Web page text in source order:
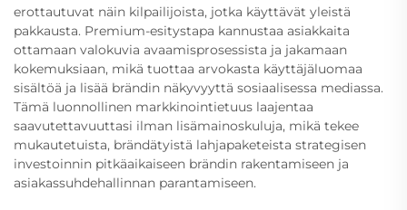
erottautuvat näin kilpailijoista, jotka käyttävät yleistä
pakkausta. Premium-esitystapa kannustaa asiakkaita
ottamaan valokuvia avaamisprosessista ja jakamaan
kokemuksiaan, mikä tuottaa arvokasta käyttäjäluomaa
sisältöä ja lisää brändin näkyvyyttä sosiaalisessa mediassa.
Tämä luonnollinen markkinointietuus laajentaa
saavutettavuuttasi ilman lisämainoskuluja, mikä tekee
mukautetuista, brändätyistä lahjapaketeista strategisen
investoinnin pitkäaikaiseen brändin rakentamiseen ja
asiakassuhdehallinnan parantamiseen.